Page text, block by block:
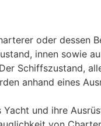
oder dessen
innen sowie
Schiffszustand,
anhand eines
und ihre